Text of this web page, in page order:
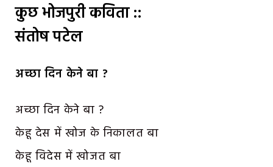
कुछ भोजपुरी कविता ::
संतोष पटेल
अच्छा दिन केने बा ?
अच्छा दिन केने बा ?
केहू देस में खोज के निकालत बा
केहू विदेस में खोजत बा